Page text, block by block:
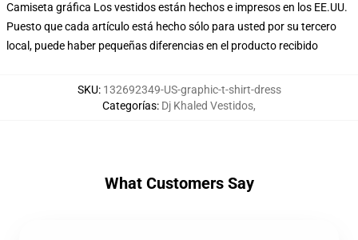
Camiseta gráfica Los vestidos están hechos e impresos en los EE.UU.
Puesto que cada artículo está hecho sólo para usted por su tercero
local, puede haber pequeñas diferencias en el producto recibido
SKU: 132692349-US-graphic-t-shirt-dress
Categorías: Dj Khaled Vestidos,
What Customers Say